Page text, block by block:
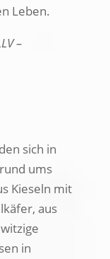
Leben.
–
sich in
ums
Kieseln mit
aus
in